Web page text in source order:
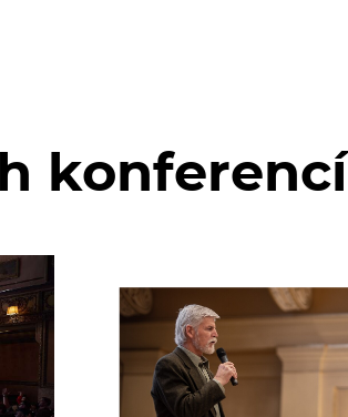
konferencí